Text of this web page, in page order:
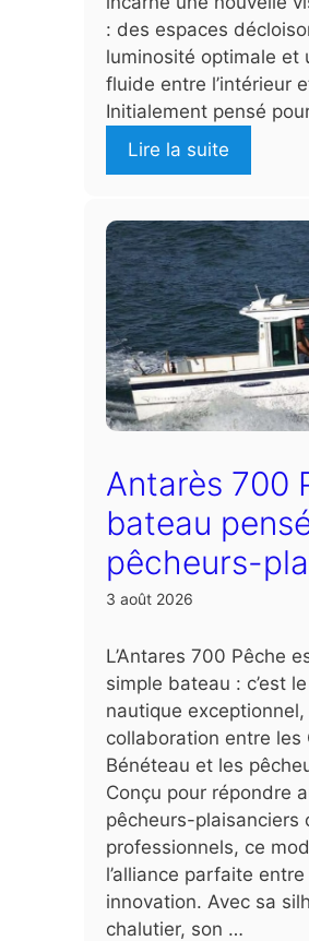
: des espaces
luminosité optimale et
fluide entre l’intérieur
Initialement pensé
Lire la suite
Antarès 700
bateau
pêcheurs-
3 août 2026
L’Antares 700 Pêche
simple bateau : c’est
nautique
collaboration entre les
Bénéteau et les
Conçu pour répondre
pêcheurs-plaisanciers
professionnels, ce
l’alliance parfaite
innovation. Avec sa
chalutier, son …